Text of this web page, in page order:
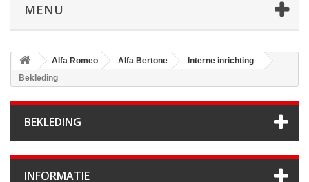
MENU
Alfa Romeo Alfa Bertone
Interne inrichting
Bekleding
BEKLEDING
INFORMATIE